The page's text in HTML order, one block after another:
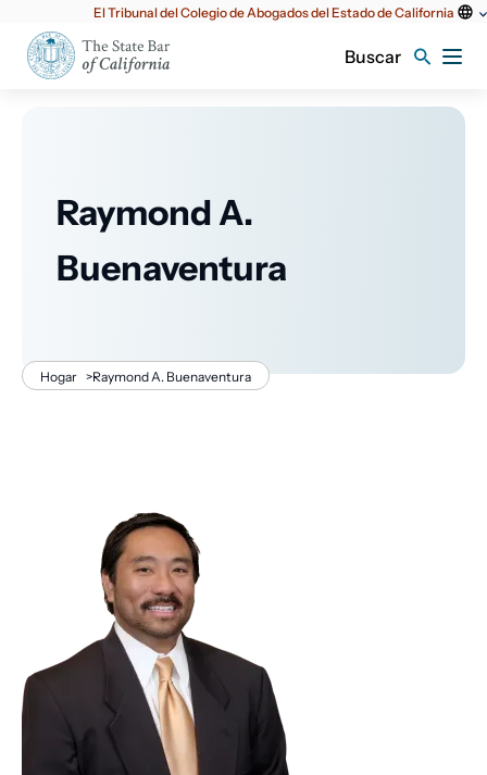
principal
El Tribunal del Colegio de Abogados del Estado de California
Buscar
Raymond A.
Buenaventura
Migaja
Hogar >Raymond A. Buenaventura